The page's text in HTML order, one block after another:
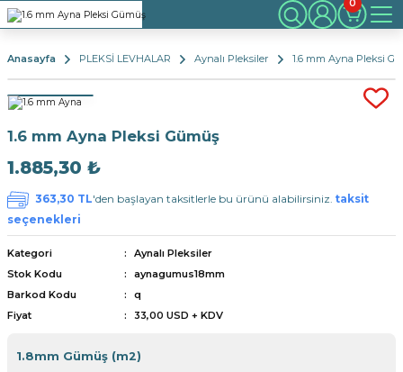
0
Anasayfa PLEKSİ LEVHALAR Aynalı Pleksiler 1.6 mm Ayna Pleksi
1.6 mm Ayna Pleksi Gümüş
1.885,30 ₺
363,30 TL'den başlayan taksitlerle bu ürünü alabilirsiniz. taksit
seçenekleri
Kategori
Aynalı Pleksiler
Stok Kodu
aynagumus18mm
Barkod Kodu
q
Fiyat
33,00 USD + KDV
1.8mm Gümüş (m2)